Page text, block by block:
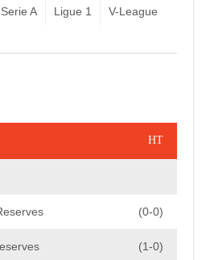
Serie A Ligue 1 V-League
HT
(0-0)
(1-0)